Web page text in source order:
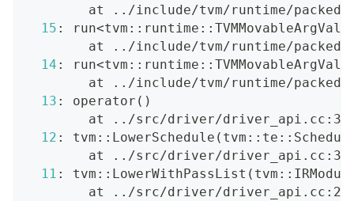
        at
.. /include/tvm/runtime/
15 : run<
        at
.. /include/tvm/runtime/
14 : run<
        at
.. /include/tvm/runtime/
13 : operator ( )
        at
.. /src/driver/
12 : tvm::LowerSchedule (
        at
.. /src/driver/
11 : tvm::LowerWithPassList (
        at
.. /src/driver/